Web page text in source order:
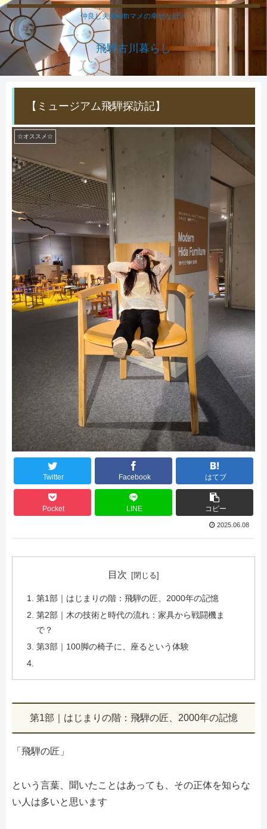
仲良し夫婦withマメの幸せな日々
飛騨古川暮らし
【ミュージアム飛騨探訪記】
☆オススメ☆
Twitter Facebook はてブ
Pocket LINE コピー
2025.06.08
目次
第1部｜はじまりの階：飛騨の匠、2000年の記憶
第2部｜木の技術と時代の流れ：家具から戦闘機ま
で？
第3部｜100脚の椅子に、座るという体験
第1部｜はじまりの階：飛騨の匠、2000年の記憶
「飛騨の匠」
という言葉、聞いたことはあっても、その正体を知らな
い人は多いと思います